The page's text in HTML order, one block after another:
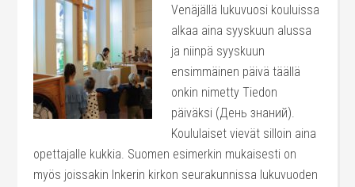
Venäjällä lukuvuosi kouluissa
alkaa aina syyskuun alussa
ja niinpä syyskuun
ensimmäinen päivä täällä
onkin nimetty Tiedon
päiväksi (День знаний).
Koululaiset vievät silloin aina
opettajalle kukkia. Suomen esimerkin mukaisesti on
myös joissakin Inkerin kirkon seurakunnissa lukuvuoden